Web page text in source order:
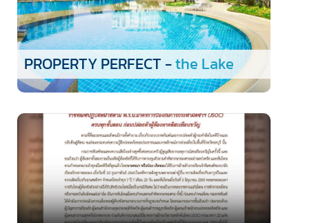
PROPERTY PERFECT -the Lake